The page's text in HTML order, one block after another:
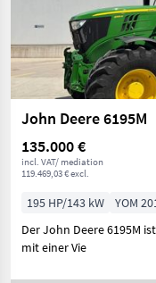
John Deere 6195M
135.000 €
incl. VAT/ mediation
119.469,03 € excl.
195 HP/143 kW YOM
Der John Deere 6195M
mit einer Vie